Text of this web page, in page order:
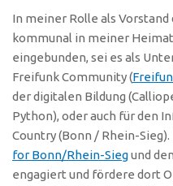
In meiner Rolle als Vorstand
kommunal in meiner
eingebunden, sei es als
Freifunk Community (
der digitalen Bildung
Python), oder auch für den
Country (Bonn / Rhein-
for Bonn/Rhein-Siegund
engagiert und fördere dort